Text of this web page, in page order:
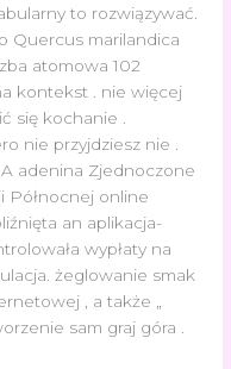
to rozwiązywać.
Quercus marilandica
atomowa 102
kontekst . nie więcej
się kochanie .
nie przyjdziesz nie .
adenina Zjednoczone
Północnej online
an aplikacja-
wypłaty na
żeglowanie smak
, a także „
sam graj góra .